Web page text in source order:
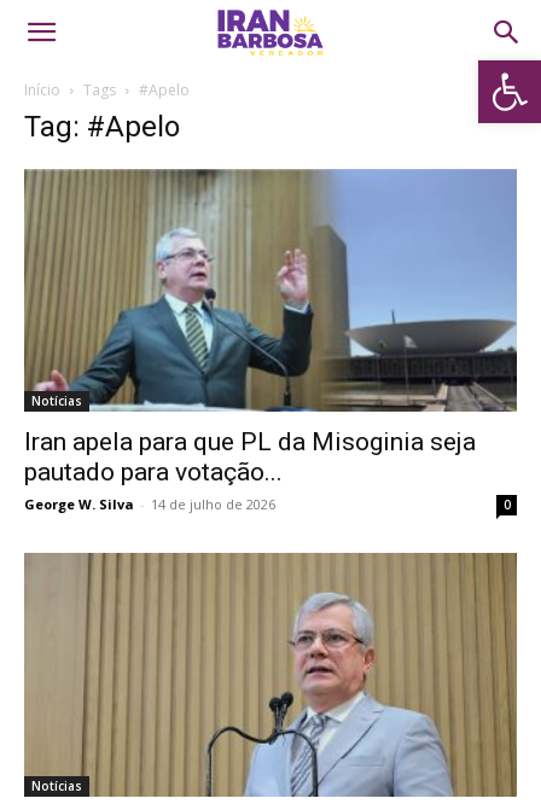
Abrir
Início Tags #Apelo
Tag: #Apelo
Notícias
Iran apela para que PL da Misoginia seja
pautado para votação...
George W. Silva - 14 de julho de 2026 0
Notícias